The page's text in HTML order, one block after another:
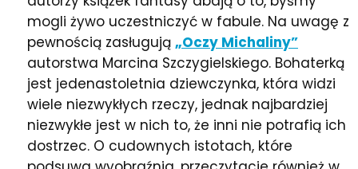
mogli żywo uczestniczyć w fabule. Na uwagę z
pewnością zasługują „Oczy Michaliny”
autorstwa Marcina Szczygielskiego. Bohaterką
jest jedenastoletnia dziewczynka, która widzi
wiele niezwykłych rzeczy, jednak najbardziej
niezwykłe jest w nich to, że inni nie potrafią ich
dostrzec. O cudownych istotach, które